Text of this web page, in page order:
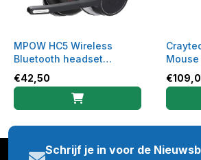
MPOW HC5 Wireless
Bluetooth headset
kantoor
€42,50 €
Schrijf je in voor de